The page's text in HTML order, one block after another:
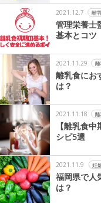
2021.12.7 離
管理栄養士
基本とコツ
2021.11.29
離乳食にお
は？
2021.11.18
【離乳食
シピ5選
2021.11.9 妊
福岡県で人
は？